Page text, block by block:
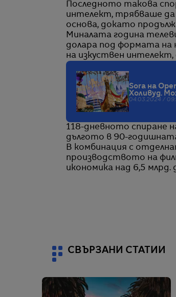
Последното такова
интелект, трябваше да
основа, докато
Миналата година
долара под формата на
на изкуствен интелект,
Sora на
Холивуд.
04.03.2024 /
118-дневното спиране
дългото в 90-
В комбинация с
производството на
икономика над 6,5 млрд.
СВЪРЗАНИ СТАТИИ